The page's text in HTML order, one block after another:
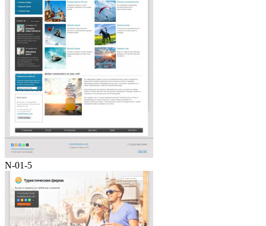
N-01-5